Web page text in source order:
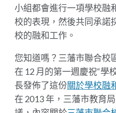
小組都會進行一項學校融
校的表現，然後共同承諾
校的融和工作。
您知道嗎？三藩市聯合校
在 12 月的第一週慶祝“學
長發佈了這份關於學校融
在 2013 年，三藩市教育